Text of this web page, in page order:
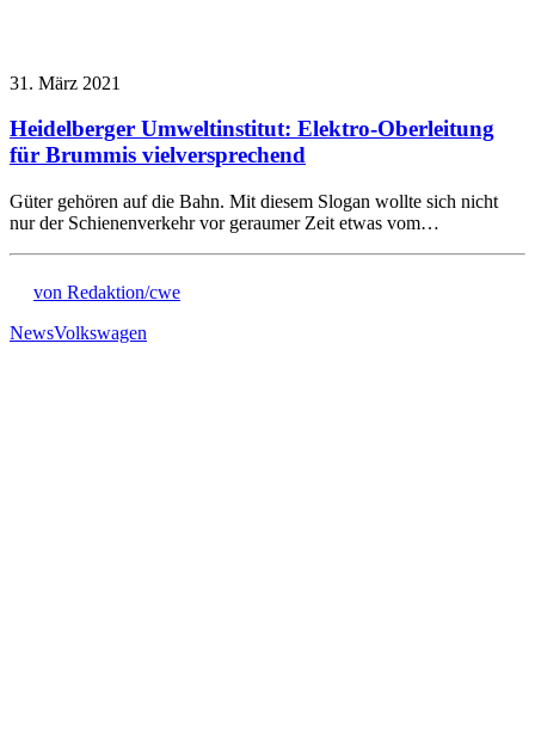
31. März 2021
Heidelberger Umweltinstitut: Elektro-Oberleitung
für Brummis vielversprechend
Güter gehören auf die Bahn. Mit diesem Slogan wollte sich nicht
nur der Schienenverkehr vor geraumer Zeit etwas vom…
von Redaktion/cwe
NewsVolkswagen